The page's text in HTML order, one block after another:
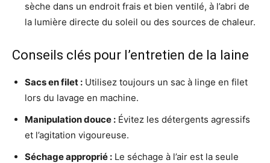
sèche dans un endroit frais et bien ventilé, à l’abri de
la lumière directe du soleil ou des sources de chaleur.
Conseils clés pour l’entretien de la laine
Sacs en filet : Utilisez toujours un sac à linge en filet
lors du lavage en machine.
Manipulation douce : Évitez les détergents agressifs
et l’agitation vigoureuse.
Séchage approprié : Le séchage à l’air est la seule